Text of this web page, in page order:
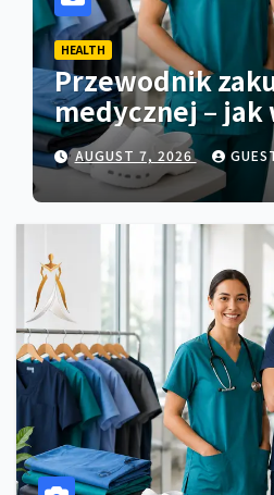
HEALTH
Przewodnik
medycznej – jak
właściwy strój
AUGUST 7, 2026